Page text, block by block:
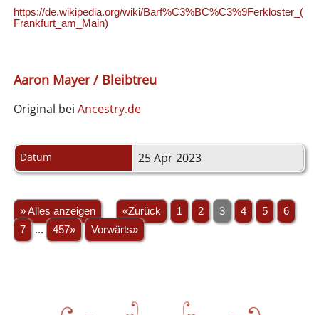
https://de.wikipedia.org/wiki/Barf%C3%BC%C3%9Ferkloster_(
Frankfurt_am_Main)
Aaron Mayer / Bleibtreu
Original bei Ancestry.de
Datum 25 Apr 2023
» Alles anzeigen «Zurück 1 2 3 4 5
6
7
... 457» Vorwärts»